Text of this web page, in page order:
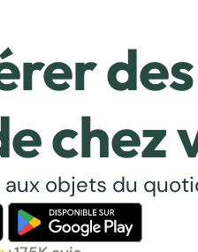
chez
aux objets du